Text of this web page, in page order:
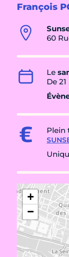
François
60
Le
De
Plein
+
−